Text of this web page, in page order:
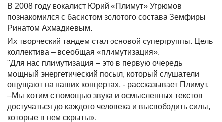
В 2008 году вокалист Юрий «Плимут» Угрюмов
познакомился с басистом золотого состава Земфиры
Ринатом Ахмадиевым.
Их творческий тандем стал основой супергруппы. Цель
коллектива – всеобщая «плимутизация».
"Для нас плимутизация – это в первую очередь
мощный энергетический посыл, который слушатели
ощущают на наших концертах, - рассказывает Плимут.
–Мы хотим с помощью звука и осмысленных текстов
достучаться до каждого человека и высвободить силы,
которые в нем скрыты».